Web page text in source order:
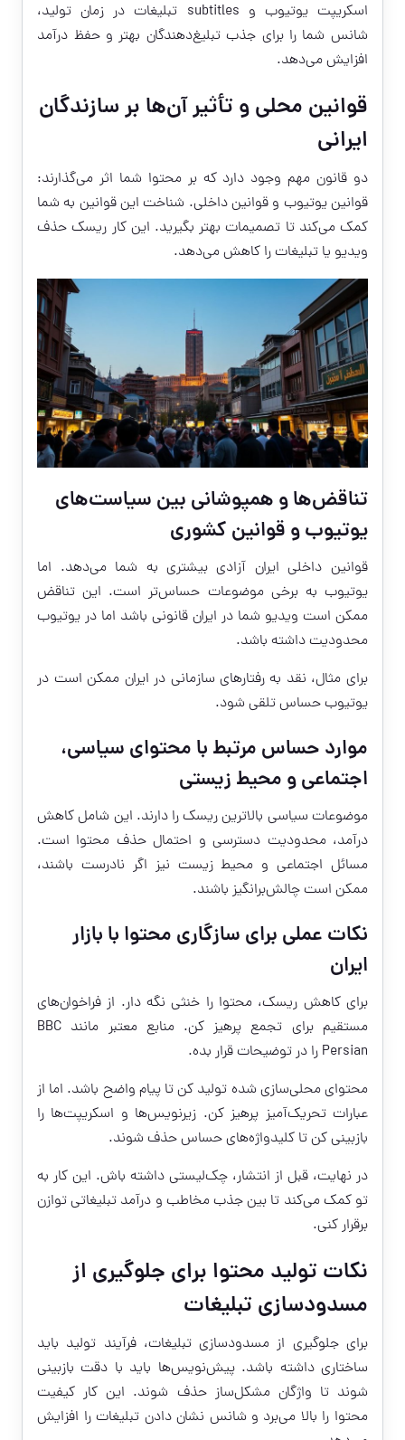
اسکریپت یوتیوب و subtitles تبلیغات در زمان تولید،
شانس شما را برای جذب تبلیغ‌دهندگان بهتر و حفظ درآمد
افزایش می‌دهد.
قوانین محلی و تأثیر آن‌ها بر سازندگان
ایرانی
دو قانون مهم وجود دارد که بر محتوا شما اثر می‌گذارند:
قوانین یوتیوب و قوانین داخلی. شناخت این قوانین به شما
کمک می‌کند تا تصمیمات بهتر بگیرید. این کار ریسک حذف
ویدیو یا تبلیغات را کاهش می‌دهد.
تناقض‌ها و همپوشانی بین سیاست‌های
یوتیوب و قوانین کشوری
قوانین داخلی ایران آزادی بیشتری به شما می‌دهد. اما
یوتیوب به برخی موضوعات حساس‌تر است. این تناقض
ممکن است ویدیو شما در ایران قانونی باشد اما در یوتیوب
محدودیت داشته باشد.
برای مثال، نقد به رفتارهای سازمانی در ایران ممکن است در
یوتیوب حساس تلقی شود.
موارد حساس مرتبط با محتوای سیاسی،
اجتماعی و محیط زیستی
موضوعات سیاسی بالاترین ریسک را دارند. این شامل کاهش
درآمد، محدودیت دسترسی و احتمال حذف محتوا است.
مسائل اجتماعی و محیط زیست نیز اگر نادرست باشند،
ممکن است چالش‌برانگیز باشند.
نکات عملی برای سازگاری محتوا با بازار
ایران
برای کاهش ریسک، محتوا را خنثی نگه دار. از فراخوان‌های
مستقیم برای تجمع پرهیز کن. منابع معتبر مانند BBC
Persian را در توضیحات قرار بده.
محتوای محلی‌سازی شده تولید کن تا پیام واضح باشد. اما از
عبارات تحریک‌آمیز پرهیز کن. زیرنویس‌ها و اسکریپت‌ها را
بازبینی کن تا کلیدواژه‌های حساس حذف شوند.
در نهایت، قبل از انتشار، چک‌لیستی داشته باش. این کار به
تو کمک می‌کند تا بین جذب مخاطب و درآمد تبلیغاتی توازن
برقرار کنی.
نکات تولید محتوا برای جلوگیری از
مسدودسازی تبلیغات
برای جلوگیری از مسدودسازی تبلیغات، فرآیند تولید باید
ساختاری داشته باشد. پیش‌نویس‌ها باید با دقت بازبینی
شوند تا واژگان مشکل‌ساز حذف شوند. این کار کیفیت
محتوا را بالا می‌برد و شانس نشان دادن تبلیغات را افزایش